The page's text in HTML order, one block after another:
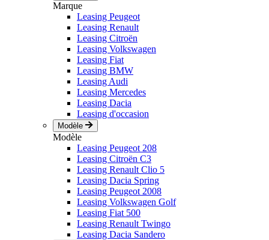
Marque
Leasing Peugeot
Leasing Renault
Leasing Citroën
Leasing Volkswagen
Leasing Fiat
Leasing BMW
Leasing Audi
Leasing Mercedes
Leasing Dacia
Leasing d'occasion
Modèle
Modèle
Leasing Peugeot 208
Leasing Citroën C3
Leasing Renault Clio 5
Leasing Dacia Spring
Leasing Peugeot 2008
Leasing Volkswagen Golf
Leasing Fiat 500
Leasing Renault Twingo
Leasing Dacia Sandero